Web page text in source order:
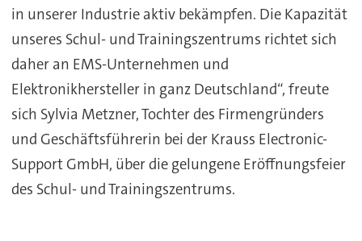
in unserer Industrie aktiv bekämpfen. Die Kapazität
unseres Schul- und Trainingszentrums richtet sich
daher an EMS-Unternehmen und
Elektronikhersteller in ganz Deutschland“, freute
sich Sylvia Metzner, Tochter des Firmengründers
und Geschäftsführerin bei der Krauss Electronic-
Support GmbH, über die gelungene Eröffnungsfeier
des Schul- und Trainingszentrums.